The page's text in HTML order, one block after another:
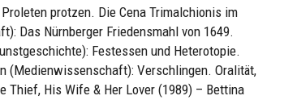
protzen. Die Cena Trimalchionis im
Das Nürnberger Friedensmahl von 1649.
Festessen und Heterotopie.
(Medienwissenschaft): Verschlingen. Oralität,
Thief, His Wife & Her Lover (1989) – Bettina